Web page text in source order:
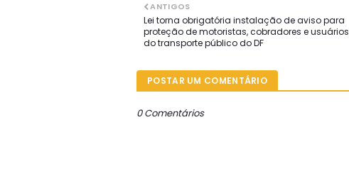
ANTIGOS
Lei torna obrigatória instalação de aviso para
proteção de motoristas, cobradores e usuários
do transporte público do DF
POSTAR UM COMENTÁRIO
0 Comentários